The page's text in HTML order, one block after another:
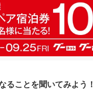
ることを聞いてみよう！